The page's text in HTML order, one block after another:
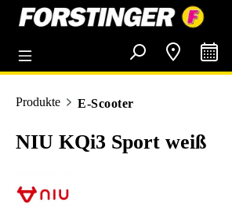
springen
Produkte E-Scooter
NIU KQi3 Sport weiß